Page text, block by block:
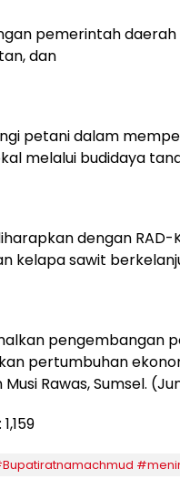
pemerintah
dan
petani dalam
melalui budidaya
dengan
kelapa sawit
pengembangan
pertumbuhan
Rawas, Sumsel.
1,159